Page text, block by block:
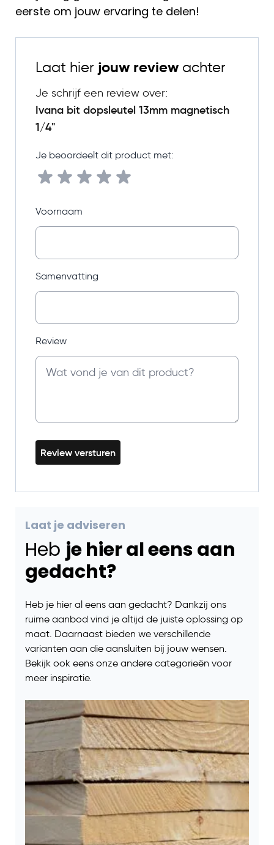
eerste om jouw ervaring te delen!
Laat hier jouw review achter
Je schrijf een review over:
Ivana bit dopsleutel 13mm magnetisch
1/4"
Je beoordeelt dit product met:
Voornaam
Samenvatting
Review
Review versturen
Laat je adviseren
Heb je hier al eens aan
gedacht?
Heb je hier al eens aan gedacht? Dankzij ons
ruime aanbod vind je altijd de juiste oplossing op
maat. Daarnaast bieden we verschillende
varianten aan die aansluiten bij jouw wensen.
Bekijk ook eens onze andere categorieën voor
meer inspiratie.